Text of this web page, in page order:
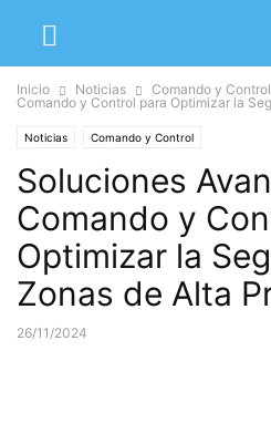
Inicio Noticias Comando y Control
Comando y Control para Optimizar la
Noticias Comando y Control
Soluciones
Comando y
Optimizar la
Zonas de Alta
26/11/2024